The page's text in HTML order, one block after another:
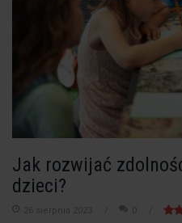
Jak rozwijać
dzieci?
26 sierpnia 2023 0